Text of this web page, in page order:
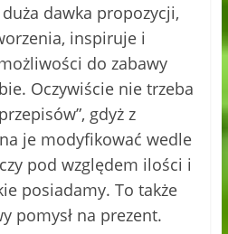
dawka propozycji,
inspiruje i
do zabawy
Oczywiście nie trzeba
gdyż z
je modyfikować wedle
pod względem ilości i
posiadamy. To także
pomysł na prezent.